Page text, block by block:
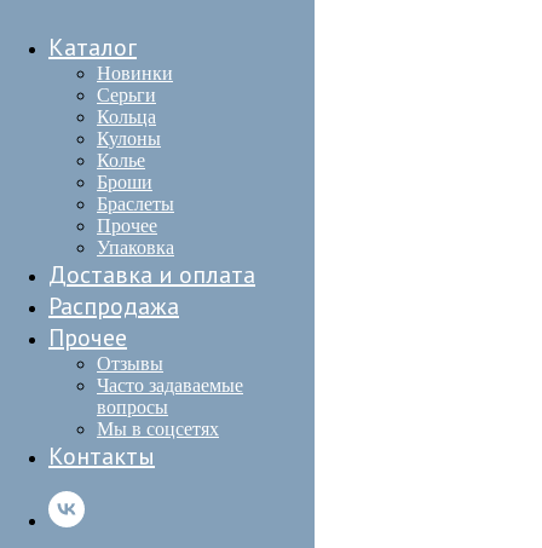
Каталог
Новинки
Серьги
Кольца
Кулоны
Колье
Броши
Браслеты
Прочее
Упаковка
Доставка и оплата
Распродажа
Прочее
Отзывы
Часто задаваемые
вопросы
Мы в соцсетях
Контакты